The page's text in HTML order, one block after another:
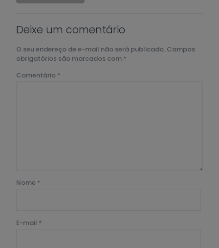
Deixe um comentário
O seu endereço de e-mail não será publicado. Campos
obrigatórios são marcados com *
Comentário *
Nome *
E-mail *